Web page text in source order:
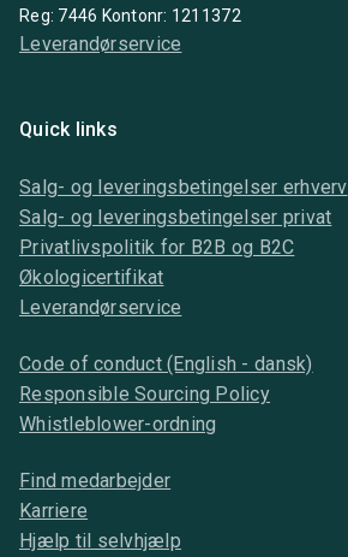
Reg: 7446 Kontonr: 1211372
Leverandørservice
Quick links
Salg- og leveringsbetingelser erhverv
Salg- og leveringsbetingelser privat
Privatlivspolitik for B2B og B2C
Økologicertifikat
Leverandørservice
Code of conduct (English - dansk)
Responsible Sourcing Policy
Whistleblower-ordning
Find medarbejder
Karriere
Hjælp til selvhjælp